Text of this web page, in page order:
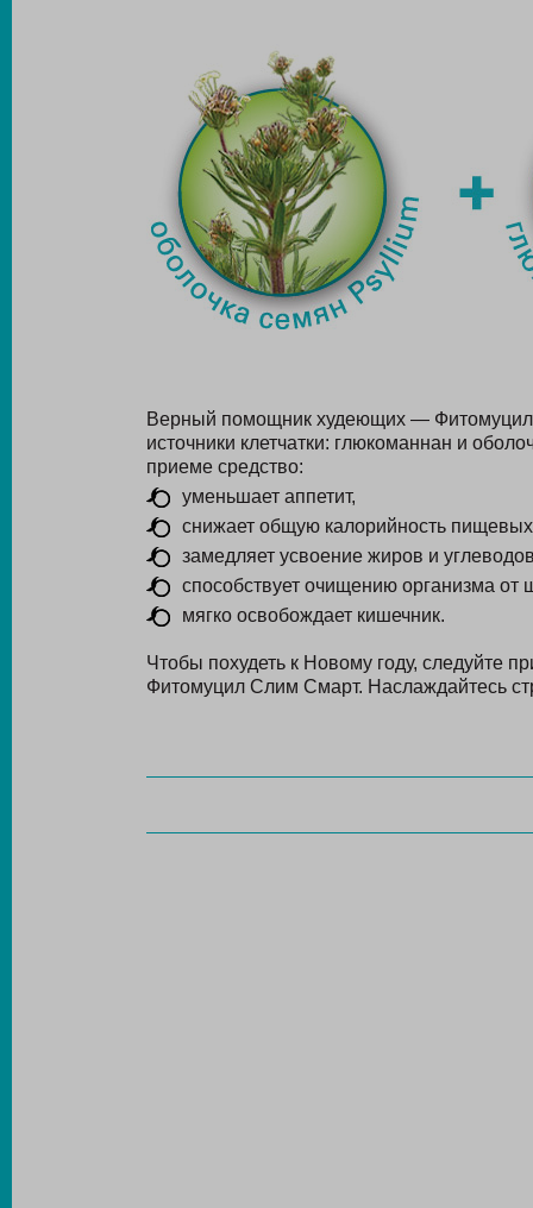
Верный помощник худеющих —
источники клетчатки: глюкоманнан и
приеме средство:
уменьшает аппетит,
снижает общую калорийность пищевых
замедляет усвоение жиров и
способствует очищению организма от
мягко освобождает кишечник.
Чтобы похудеть к Новому году, следуйте
Фитомуцил Слим Смарт. Наслаждайтесь